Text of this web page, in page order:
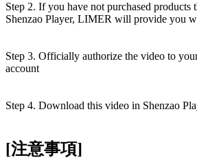
Step 2. If you have not purchased products
Shenzao Player, LIMER will provide you
Step 3. Officially authorize the video to
account
Step 4. Download this video in Shenzao
[注意事項]